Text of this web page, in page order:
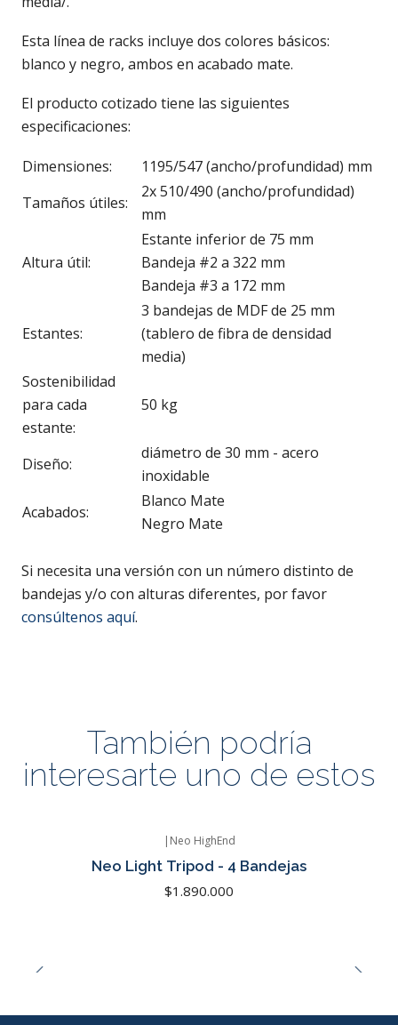
Esta línea de racks incluye dos colores básicos:
blanco y negro, ambos en acabado mate.
El producto cotizado tiene las siguientes
especificaciones:
Dimensiones:
1195/547 (ancho/profundidad) mm
Tamaños útiles:
2x 510/490 (ancho/profundidad)
mm
Altura útil:
Estante inferior de 75 mm
Bandeja #2 a 322 mm
Bandeja #3 a 172 mm
Estantes:
3 bandejas de MDF de 25 mm
(tablero de fibra de densidad
media)
Sostenibilidad
para cada
estante:
50 kg
Diseño:
diámetro de 30 mm - acero
inoxidable
Acabados:
Blanco Mate
Negro Mate
Si necesita una versión con un número distinto de
bandejas y/o con alturas diferentes, por favor
consúltenos aquí.
También podría
interesarte uno de estos
| Neo HighEnd
Neo Light Tripod - 4 Bandejas
$1.890.000